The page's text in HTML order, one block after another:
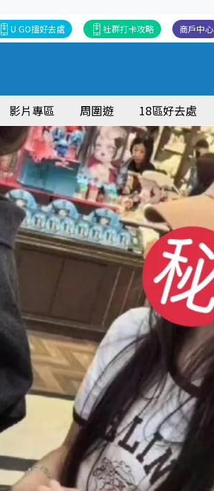
商戶中心
社群打卡攻略
U GO搵好去處
影片專區 周圍遊 18區好去處